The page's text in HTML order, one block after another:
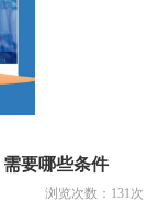
要哪些条件
浏览次数： 131次